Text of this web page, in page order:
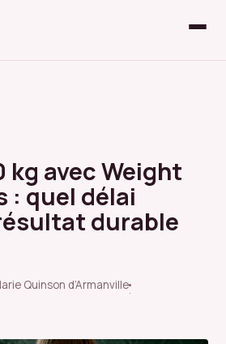
kg avec Weight
: quel délai
durable
Quinson d’Armanville
·